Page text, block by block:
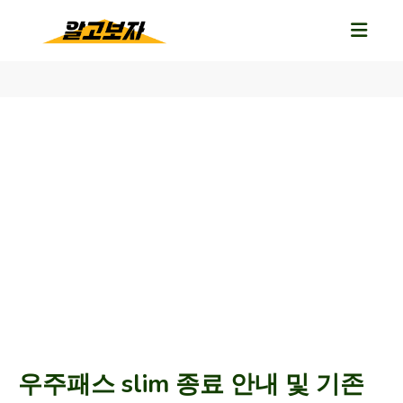
우주패스 slim 종료 안내 및 기존